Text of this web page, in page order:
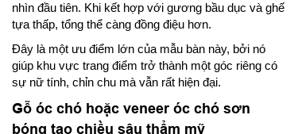
nhìn đầu tiên. Khi kết hợp với gương bầu dục và ghế
tựa thấp, tổng thể càng đồng điệu hơn.
Đây là một ưu điểm lớn của mẫu bàn này, bởi nó
giúp khu vực trang điểm trở thành một góc riêng có
sự nữ tính, chỉn chu mà vẫn rất hiện đại.
Gỗ óc chó hoặc veneer óc chó sơn
bóng tạo chiều sâu thẩm mỹ